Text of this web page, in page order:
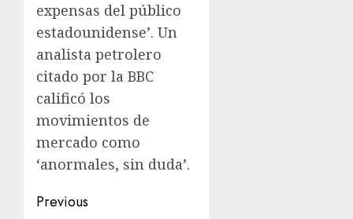
expensas del público
estadounidense’. Un
analista petrolero
citado por la BBC
calificó los
movimientos de
mercado como
‘anormales, sin duda’.
Previous